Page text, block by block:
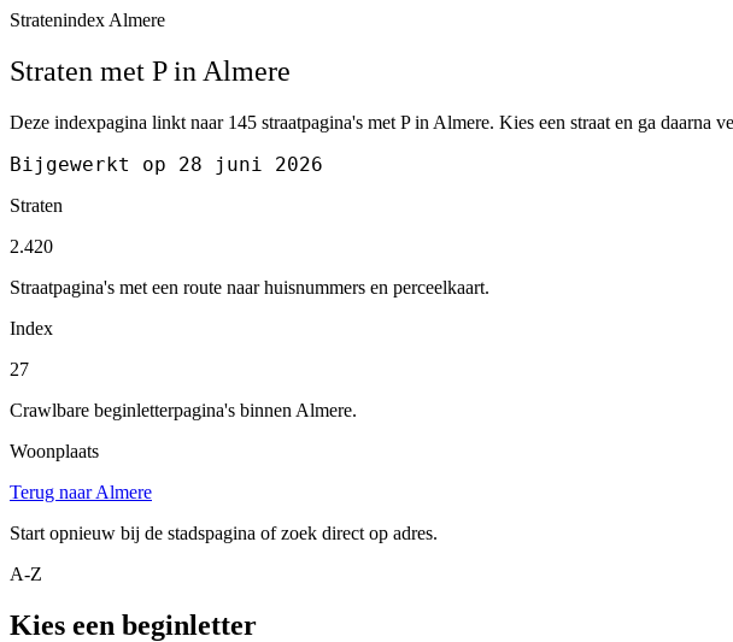
Stratenindex Almere
Straten met P in Almere
Deze indexpagina linkt naar 145 straatpagina's met P in Almere. Kies een straat en ga daarna
Bijgewerkt op 28 juni 2026
Straten
2.420
Straatpagina's met een route naar huisnummers en perceelkaart.
Index
27
Crawlbare beginletterpagina's binnen Almere.
Woonplaats
Terug naar Almere
Start opnieuw bij de stadspagina of zoek direct op adres.
A-Z
Kies een beginletter